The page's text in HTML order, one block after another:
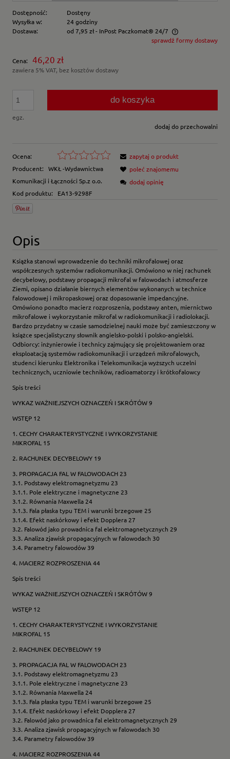
Dostępność:
Dostęny
Wysyłka w:
24 godziny
Dostawa:
od 7,95 zł- InPost Paczkomat® 24/7
Cena nie zawiera ewentualnych kosztów płatnościsprawdź formy dostawy
Cena: 46,20 zł
zawiera 5% VAT, bez kosztów dostawy
egz.
do koszyka
dodaj do przechowalni
Ocena:
Producent:
WKŁ -Wydawnictwa
Komunikacji i Łączności Sp.z o.o.
Kod produktu:
EA13-9298F
zapytaj o produkt
poleć znajomemu
dodaj opinię
Opis
Książka stanowi wprowadzenie do techniki mikrofalowej oraz
współczesnych systemów radiokomunikacji. Omówiono w niej rachunek
decybelowy, podstawy propagacji mikrofal w falowodach i atmosferze
Ziemi, opisano działanie biernych elementów wykonanych w technice
falowodowej i mikropaskowej oraz dopasowanie impedancyjne.
Omówiono ponadto macierz rozproszenia, podstawy anten, miernictwo
mikrofalowe i wykorzystanie mikrofal w radiokomunikacji i radiolokacji.
Bardzo przydatny w czasie samodzielnej nauki może być zamieszczony w
książce specjalistyczny słownik angielsko-polski i polsko-angielski.
Odbiorcy: inżynierowie i technicy zajmujący się projektowaniem oraz
eksploatacją systemów radiokomunikacji i urządzeń mikrofalowych,
studenci kierunku Elektronika i Telekomunikacja wyższych uczelni
technicznych, uczniowie techników, radioamatorzy i krótkofalowcy
Spis treści
WYKAZ WAŻNIEJSZYCH OZNACZEŃ I SKRÓTÓW 9
WSTĘP 12
1. CECHY CHARAKTERYSTYCZNE I WYKORZYSTANIE
MIKROFAL 15
2. RACHUNEK DECYBELOWY 19
3. PROPAGACJA FAL W FALOWODACH 23
3.1. Podstawy elektromagnetyzmu 23
3.1.1. Pole elektryczne i magnetyczne 23
3.1.2. Równania Maxwella 24
3.1.3. Fala płaska typu TEM i warunki brzegowe 25
3.1.4. Efekt naskórkowy i efekt Dopplera 27
3.2. Falowód jako prowadnica fal elektromagnetycznych 29
3.3. Analiza zjawisk propagacyjnych w falowodach 30
3.4. Parametry falowodów 39
4. MACIERZ ROZPROSZENIA 44
Spis treści
WYKAZ WAŻNIEJSZYCH OZNACZEŃ I SKRÓTÓW 9
WSTĘP 12
1. CECHY CHARAKTERYSTYCZNE I WYKORZYSTANIE
MIKROFAL 15
2. RACHUNEK DECYBELOWY 19
3. PROPAGACJA FAL W FALOWODACH 23
3.1. Podstawy elektromagnetyzmu 23
3.1.1. Pole elektryczne i magnetyczne 23
3.1.2. Równania Maxwella 24
3.1.3. Fala płaska typu TEM i warunki brzegowe 25
3.1.4. Efekt naskórkowy i efekt Dopplera 27
3.2. Falowód jako prowadnica fal elektromagnetycznych 29
3.3. Analiza zjawisk propagacyjnych w falowodach 30
3.4. Parametry falowodów 39
4. MACIERZ ROZPROSZENIA 44